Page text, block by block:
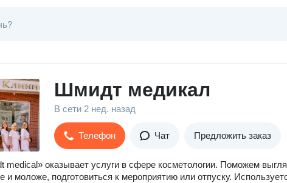
Шмидт медикал
В сети 2 нед. назад
Телефон Чат Предложить заказ
medical» оказывает услуги в сфере косметологии. Поможем
и моложе, подготовиться к мероприятию или отпуску.